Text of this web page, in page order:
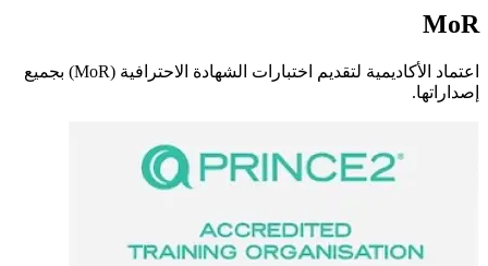
MoR
اعتماد الأكاديمية لتقديم اختبارات الشهادة الاحترافية (MoR) بجميع
إصداراتها.